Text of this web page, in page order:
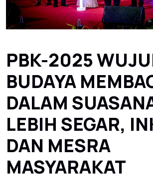
PBK-2025
BUDAYA
DALAM
LEBIH SEGAR,
DAN MESRA
MASYARAKAT